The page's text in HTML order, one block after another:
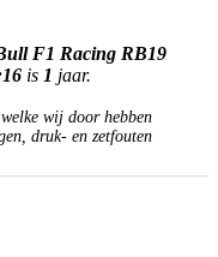
F1 Racing RB19
is 1 jaar.
wij door hebben
druk- en zetfouten